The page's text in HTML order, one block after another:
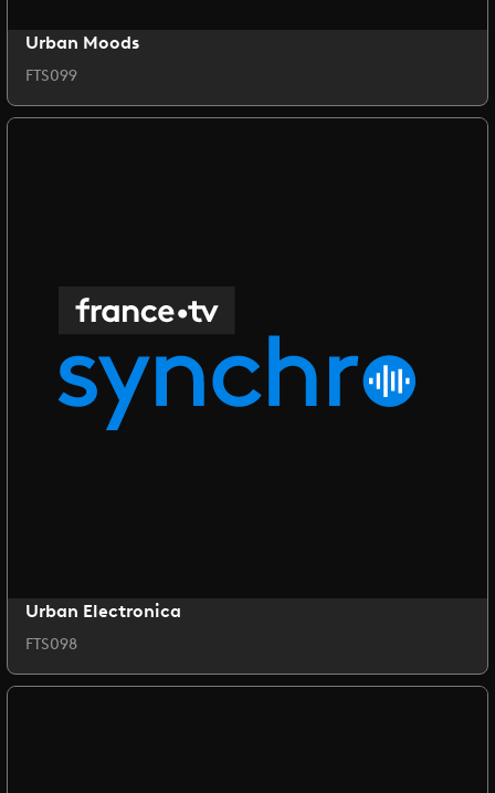
Urban Moods
FTS099
Urban Electronica
FTS098